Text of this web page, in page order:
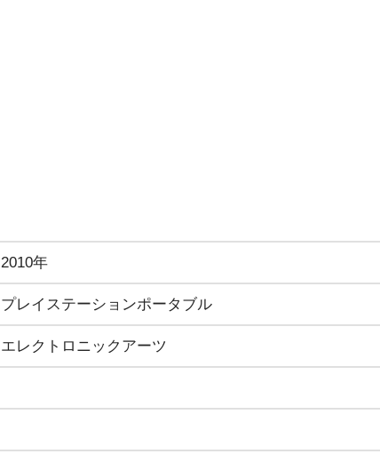
2010年
プレイステーションポータブル
エレクトロニックアーツ